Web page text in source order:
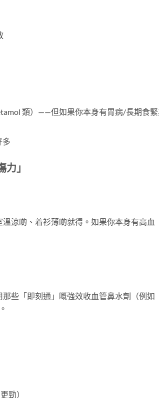
類）——但如果你本身有胃病/長期食
多
」
涼啲、着衫薄啲就得。如果你本身有高血
些「即刻通」嘅強效收血管鼻水劑（例如
勁）